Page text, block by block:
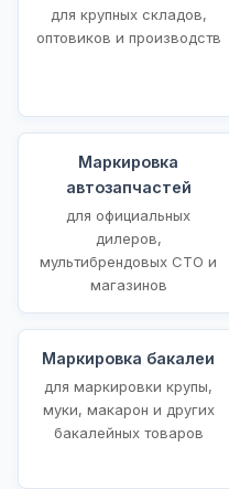
для крупных складов,
оптовиков и производств
Маркировка
автозапчастей
для официальных
дилеров,
мультибрендовых СТО и
магазинов
Маркировка бакалеи
для маркировки крупы,
муки, макарон и других
бакалейных товаров